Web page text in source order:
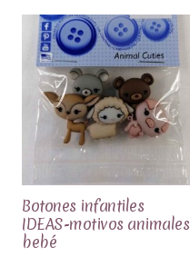
Botones infantiles
IDEAS-motivos animales
bebé